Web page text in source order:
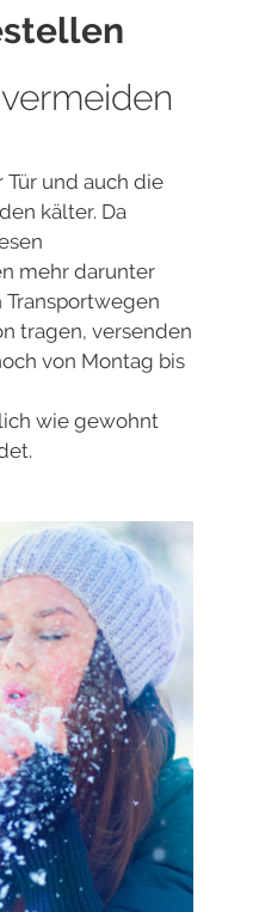
und auch die
kälter. Da
mehr darunter
tragen, versenden
von Montag bis
wie gewohnt